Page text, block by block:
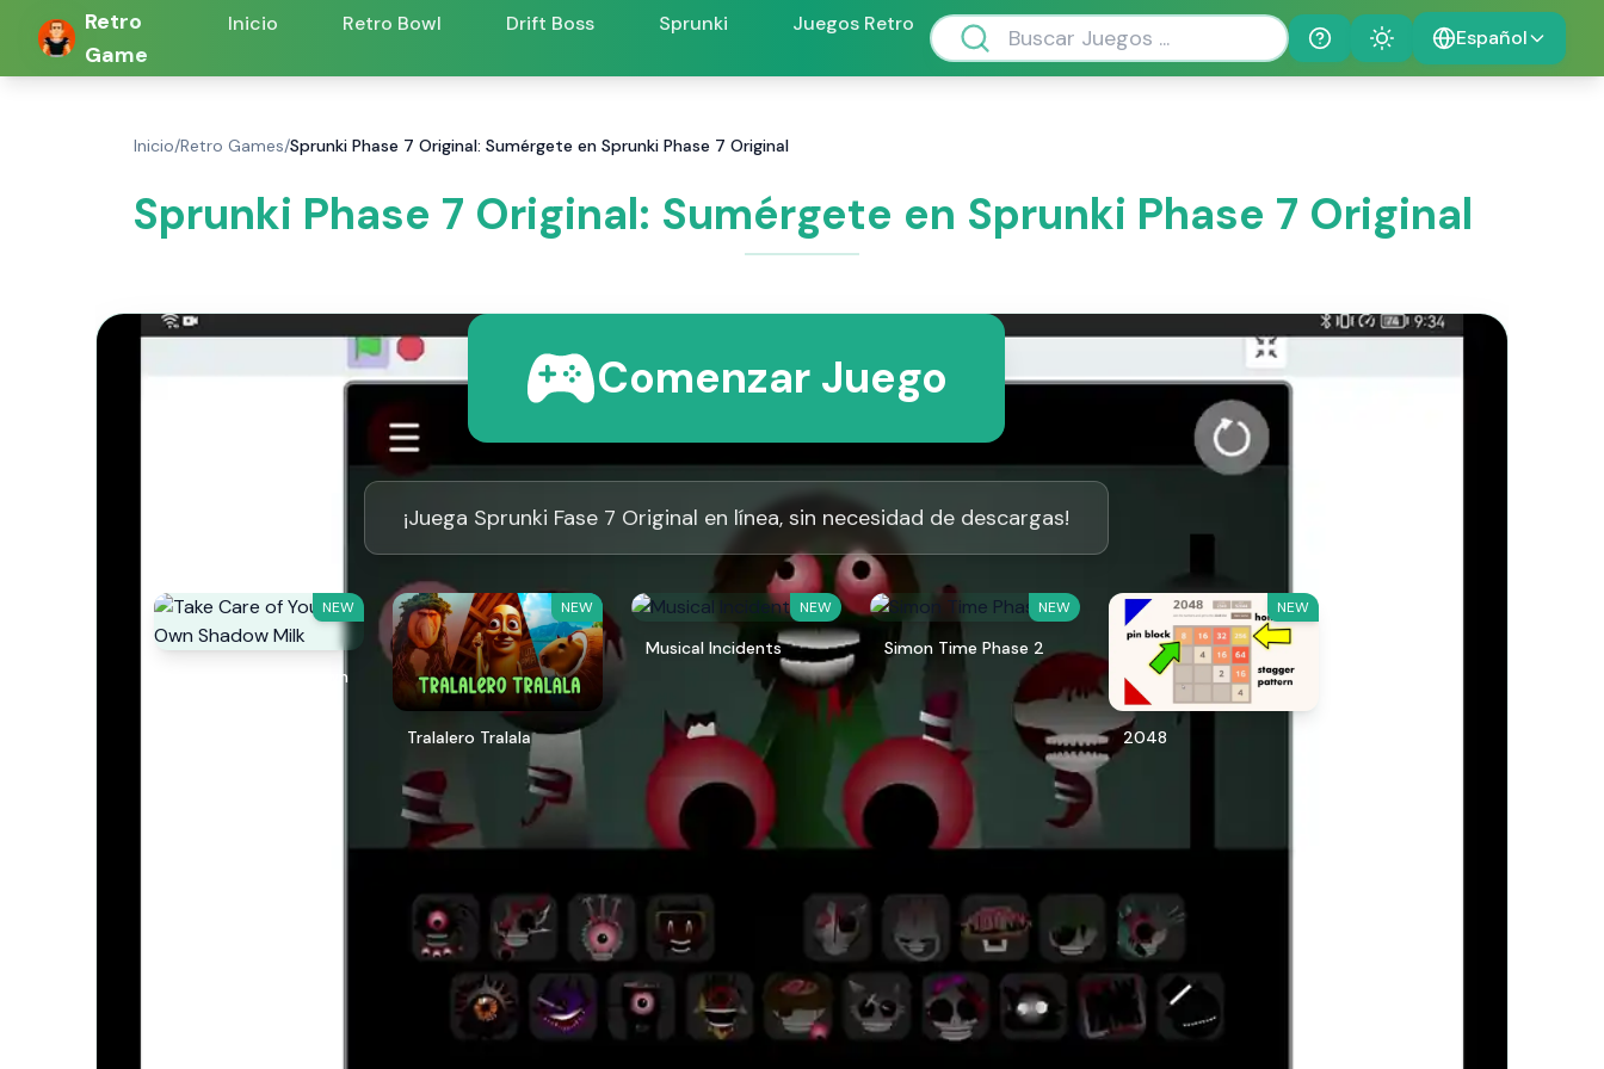
Retro
Game
Inicio Retro Bowl Drift Boss Sprunki
Juegos Retro
Help
Theme Español
Inicio/Retro Games/Sprunki Phase 7 Original: Sumérgete en Sprunki Phase 7 Original
Sprunki Phase 7 Original: Sumérgete en Sprunki Phase 7 Original
Comenzar Juego
¡Juega Sprunki Fase 7 Original en línea, sin necesidad de descargas!
NEW
Take Care of Your Own
NEW
Tralalero Tralala
NEW
Musical Incidents
NEW
Simon Time Phase 2
NEW
2048